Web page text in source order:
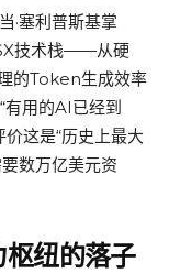
·塞利普斯基掌
技术栈——从硬
的Token生成效率
有用的AI已经到
这是“历史上最大
数万亿美元资
纽的落子